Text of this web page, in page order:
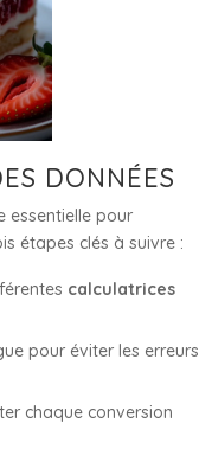
DONNÉES
essentielle pour
étapes clés à suivre :
calculatrices
pour éviter les erreurs
chaque conversion